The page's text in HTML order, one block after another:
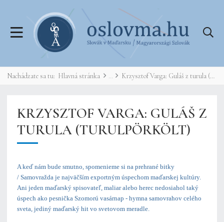
Nachádzate sa tu: Hlavná stránka Krzysztof Varga: Guláš z turula (Turulpörkölt)
KRZYSZTOF VARGA: GULÁŠ Z
TURULA (TURULPÖRKÖLT)
A keď nám bude smutno, spomenieme si na prehrané bitky
/ Samovražda je najväčším exportným úspechom maďarskej kultúry.
Ani jeden maďarský spisovateľ, maliar alebo herec nedosiahol taký
úspech ako pesnička Szomorú vasárnap - hymna samovrahov celého
sveta, jediný maďarský hit vo svetovom meradle.